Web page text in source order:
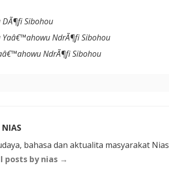
Sibohou
NdrÃ¶fi Sibohou
NdrÃ¶fi Sibohou
bahasa dan aktualita masyarakat Nias
posts by nias →